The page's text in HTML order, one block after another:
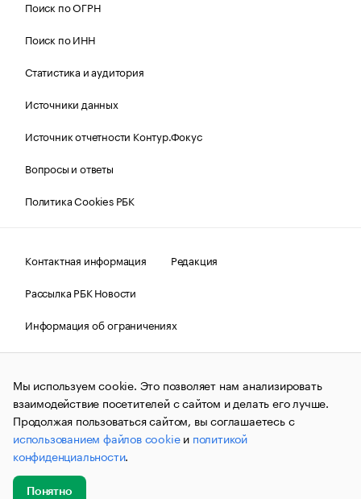
Поиск по ОГРН
Поиск по ИНН
Статистика и аудитория
Источники данных
Источник отчетности Контур.Фокус
Вопросы и ответы
Политика Cookies РБК
Контактная информация
Редакция
Рассылка РБК Новости
Информация об ограничениях
Правовая информация
О соблюдении авторских прав
© АО «РОСБИЗНЕСКОНСАЛТИНГ»,1995–2026.Сообщения
и материалы информационного агентства «РБК»
(зарегистрировано Федеральной службой по надзору в сфере
связи, информационных технологий и массовых
коммуникаций (Роскомнадзор) 09.12.2015 за номером ИА
№ФС77-63848) сопровождаются пометкой «РБК». Отдельные
публикации могут содержать информацию,
не предназначенную для пользователей
до 18 лет.
Мы используем cookie. Это позволяет нам анализировать
взаимодействие посетителей с сайтом и делать его лучше.
Продолжая пользоваться сайтом, вы соглашаетесь с
использованием файлов cookieи политикой
конфиденциальности.
Понятно